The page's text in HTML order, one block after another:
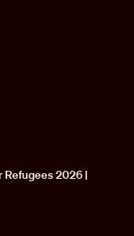
Refugees 2026 |